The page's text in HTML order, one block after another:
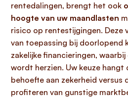
rentedalingen, brengt het ook
hoogte van uw maandlasten
risico op rentestijgingen. Deze
van toepassing bij doorlopend
zakelijke financieringen,
wordt herzien. Uw keuze hangt
behoefte aan zekerheid versus
profiteren van gunstige